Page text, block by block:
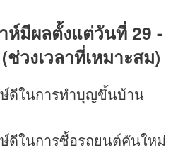
ห์มีผลตั้งแต่วันที่ 29 -
วงเวลาที่เหมาะสม)
ษ์ดีในการทำบุญขึ้นบ้าน
ดีในการซื้อรถยนต์คันใหม่